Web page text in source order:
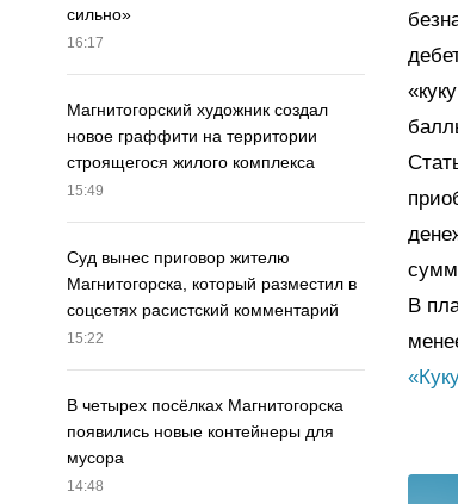
сильно»
16:17
Магнитогорский художник создал
новое граффити на территории
строящегося жилого комплекса
15:49
Суд вынес приговор жителю
Магнитогорска, который разместил в
соцсетях расистский комментарий
15:22
В четырех посёлках Магнитогорска
появились новые контейнеры для
мусора
14:48
В